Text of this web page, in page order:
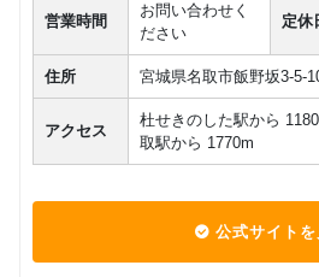
営業時間
お問い合わせく
ださい
定休
住所 宮城県名取市飯野坂3-
アクセス
杜せきのした駅から
取駅から 1770m
公式サイトを